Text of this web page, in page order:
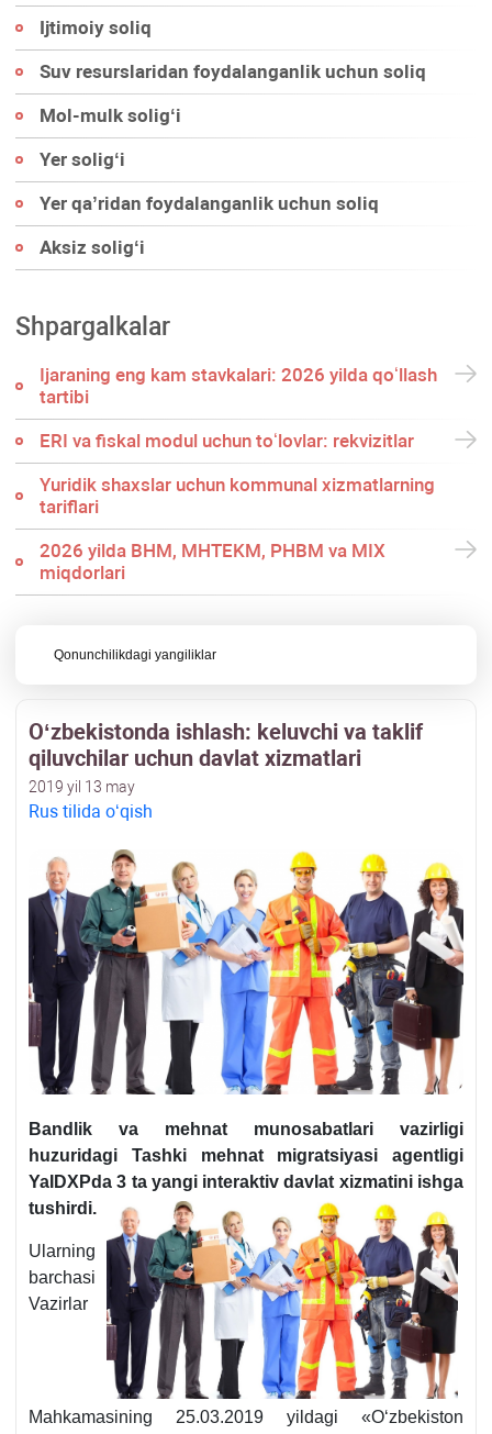
Ijtimoiy soliq
Suv resurslaridan foydalanganlik uchun soliq
Mol-mulk soligʻi
Yer soligʻi
Yer qa’ridan foydalanganlik uchun soliq
Aksiz soligʻi
Shpargalkalar
Ijaraning eng kam stavkalari: 2026 yilda qoʻllash
tartibi
ERI va fiskal modul uchun toʻlovlar: rekvizitlar
Yuridik shaхslar uchun kommunal хizmatlarning
tariflari
2026 yilda BHM, MHTEKM, PHBM va MIX
miqdorlari
Qonunchilikdagi yangiliklar
Oʻzbekistonda ishlash: keluvchi va taklif
qiluvchilar uchun davlat хizmatlari
2019 yil 13 may
Rus tilida oʻqish
Bandlik va mehnat munosabatlari vazirligi
huzuridagi Tashki mehnat migratsiyasi agentligi
YaIDXPda 3 ta yangi interaktiv davlat хizmatini ishga
tushirdi.
Ularning
barchasi
Vazirlar
Mahkamasining 25.03.2019 yildagi «Oʻzbekiston